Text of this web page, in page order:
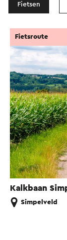
Fietsen
Kalkbaan
Fietsroute
Simpelveld